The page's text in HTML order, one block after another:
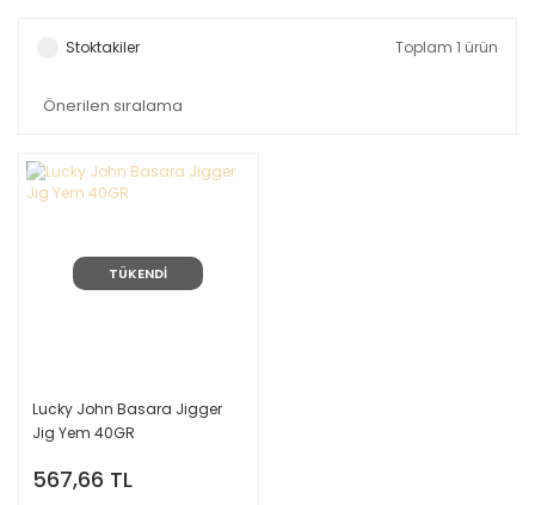
Stoktakiler Toplam 1 ürün
TÜKENDİ
Lucky John Basara Jigger
Jig Yem 40GR
567,66 TL